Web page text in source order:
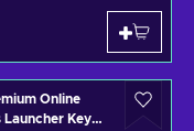
Online
Launcher Key